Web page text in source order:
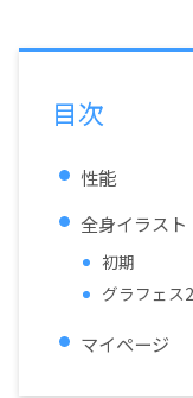
目次
性能
全身イラスト
初期
グラフェス
マイページ